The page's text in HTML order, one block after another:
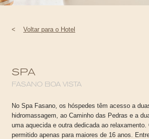
< Voltar para o Hotel
SPA
FASANO BOA VISTA
No Spa Fasano, os hóspedes têm acesso a
hidromassagem, ao Caminho das Pedras e a
uma aquecida e outra dedicada ao
permitido apenas para maiores de 16 anos.